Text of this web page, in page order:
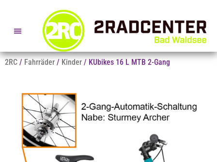
2RC / Fahrräder / Kinder / KUbikes 16 L MTB 2-Gang